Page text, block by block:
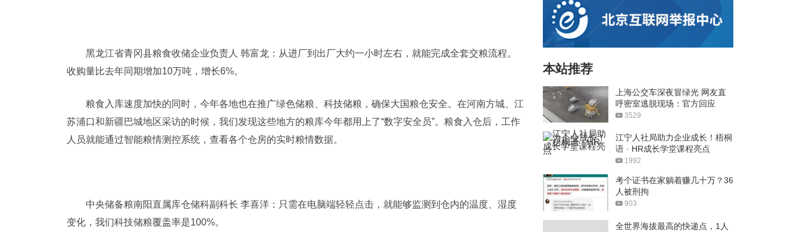
黑龙江省青冈县粮食收储企业负责人 韩富龙：从进厂到出厂大约一小时左右，就能完成全套交粮流程。
收购量比去年同期增加10万吨，增长6%。
粮食入库速度加快的同时，今年各地也在推广绿色储粮、科技储粮，确保大国粮仓安全。在河南方城、江
苏浦口和新疆巴城地区采访的时候，我们发现这些地方的粮库今年都用上了“数字安全员”。粮食入仓后，工作
人员就能通过智能粮情测控系统，查看各个仓房的实时粮情数据。
中央储备粮南阳直属库仓储科副科长 李喜洋：只需在电脑端轻轻点击，就能够监测到仓内的温度、湿度
变化，我们科技储粮覆盖率是100%。
本站推荐
上海公交车深夜冒绿光 网友直
呼密室逃脱现场：官方回应
3529
江宁人社局助力企业成长！梧桐
语 · HR成长学堂课程亮点
1992
考个证书在家躺着赚几十万？36
人被刑拘
903
全世界海拔最高的快递点，1人